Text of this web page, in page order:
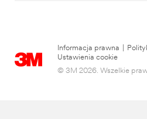
Informacja prawna
Ustawienia cookie
© 3M 2026. Wszelkie